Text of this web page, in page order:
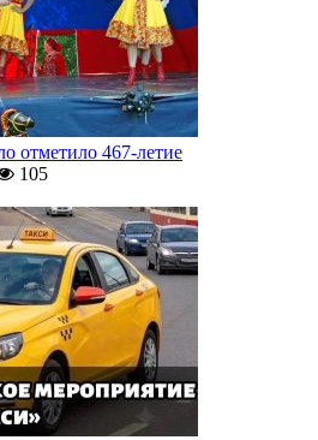
отметило 467-летие
105